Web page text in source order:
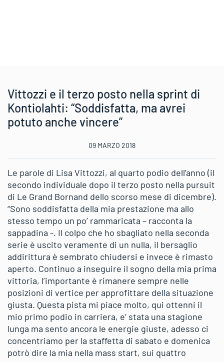
Vittozzi e il terzo posto nella sprint di
Kontiolahti: “Soddisfatta, ma avrei
potuto anche vincere”
09 MARZO 2018
Le parole di Lisa Vittozzi, al quarto podio dell’anno (il
secondo individuale dopo il terzo posto nella pursuit
di Le Grand Bornand dello scorso mese di dicembre).
“Sono soddisfatta della mia prestazione ma allo
stesso tempo un po’ rammaricata – racconta la
sappadina -. Il colpo che ho sbagliato nella seconda
serie è uscito veramente di un nulla, il bersaglio
addirittura è sembrato chiudersi e invece è rimasto
aperto. Continuo a inseguire il sogno della mia prima
vittoria, l’importante è rimanere sempre nelle
posizioni di vertice per approfittare della situazione
giusta. Questa pista mi piace molto, qui ottenni il
mio primo podio in carriera, e’ stata una stagione
lunga ma sento ancora le energie giuste, adesso ci
concentriamo per la staffetta di sabato e domenica
potrò dire la mia nella mass start, sui quattro